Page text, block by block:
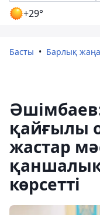
+29°
Басты Барлық
қайғылы
жастар
көрсетті